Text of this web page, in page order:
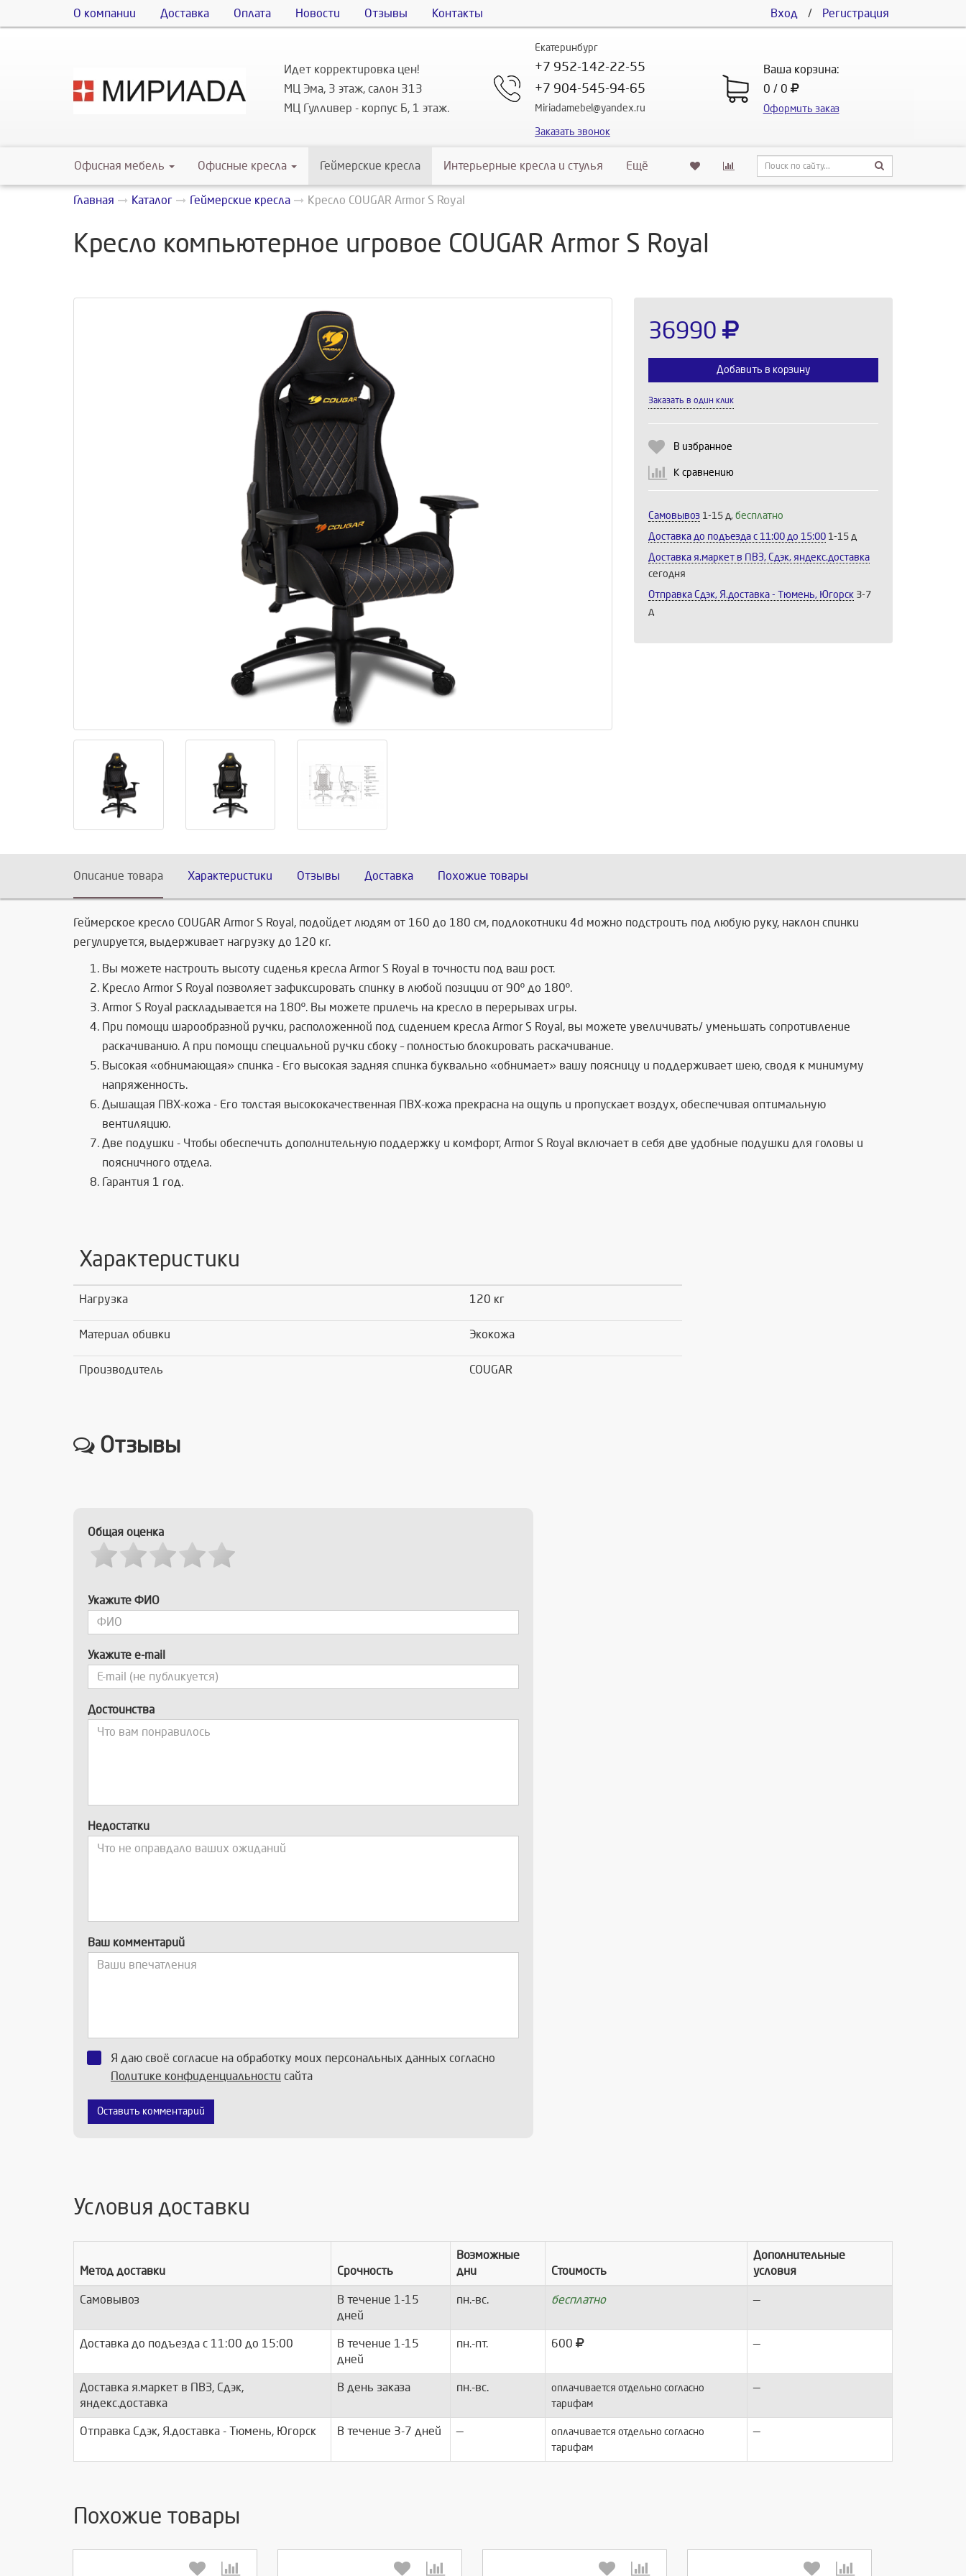
О компании Доставка Оплата Новости Отзывы Контакты Вход / Регистрация
Идет корректировка цен!
МЦ Эма, 3 этаж, салон 313
МЦ Гулливер - корпус Б, 1 этаж.
Екатеринбург
+7 952-142-22-55
+7 904-545-94-65
Miriadamebel@yandex.ru
Заказать звонок
Ваша корзина:
0 / 0
Оформить заказ
Офисная мебель Офисные кресла Геймерские кресла Интерьерные кресла и стулья Ещё
Главная Каталог Геймерские кресла Кресло COUGAR Armor S Royal
Кресло компьютерное игровое COUGAR Armor S Royal
36990
Добавить в корзину
Заказать в один клик
В избранное
К сравнению
Самовывоз 1-15 д, бесплатно
Доставка до подъезда c 11:00 до 15:00 1-15 д
Доставка я.маркет в ПВЗ, Сдэк, яндекс.доставка
сегодня
Отправка Сдэк, Я.доставка - Тюмень, Югорск 3-7
д
Описание товара Характеристики Отзывы Доставка Похожие товары
Геймерское кресло COUGAR Armor S Royal, подойдет людям от 160 до 180 см, подлокотники 4d можно подстроить под любую руку, наклон спинки
регулируется, выдерживает нагрузку до 120 кг.
Вы можете настроить высоту сиденья кресла Armor S Royal в точности под ваш рост.
Кресло Armor S Royal позволяет зафиксировать спинку в любой позиции от 90º до 180º.
Armor S Royal раскладывается на 180º. Вы можете прилечь на кресло в перерывах игры.
При помощи шарообразной ручки, расположенной под сидением кресла Armor S Royal , вы можете увеличивать/ уменьшать сопротивление
раскачиванию. А при помощи специальной ручки сбоку – полностью блокировать раскачивание.
Высокая «обнимающая» спинка - Его высокая задняя спинка буквально «обнимает» вашу поясницу и поддерживает шею, сводя к минимуму
напряженность.
Дышащая ПВХ-кожа - Его толстая высококачественная ПВХ-кожа прекрасна на ощупь и пропускает воздух, обеспечивая оптимальную
вентиляцию.
Две подушки - Чтобы обеспечить дополнительную поддержку и комфорт, Armor S Royal включает в себя две удобные подушки для головы и
поясничного отдела.
Гарантия 1 год.
Характеристики
Нагрузка 120 кг
Материал обивки Экокожа
Производитель COUGAR
Отзывы
Общая оценка
Укажите ФИО
Укажите e-mail
Достоинства
Недостатки
Ваш комментарий
Я даю своё согласие на обработку моих персональных данных согласно
Политике конфиденциальности сайта
Оставить комментарий
Условия доставки
Метод доставки Срочность
Возможные
дни
Стоимость
Дополнительные
условия
Самовывоз
В течение 1-15
дней
пн.-вс. бесплатно —
Доставка до подъезда c 11:00 до 15:00
В течение 1-15
дней
пн.-пт. 600 —
Доставка я.маркет в ПВЗ, Сдэк,
яндекс.доставка
В день заказа пн.-вс.
оплачивается отдельно согласно
тарифам
—
Отправка Сдэк, Я.доставка - Тюмень, Югорск В течение 3-7 дней —
оплачивается отдельно согласно
тарифам
—
Похожие товары